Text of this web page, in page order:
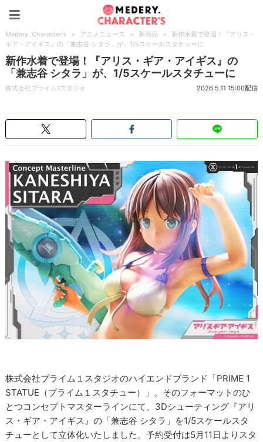
Medery. Character's > アニメニュース > 新商品 >
新作水着で登場！『アリス・
ギア・アイギス』の「兼志谷 シタラ」が、1/5スケールスタチューに
新作水着で登場！『アリス・ギア・アイギス』の
「兼志谷 シタラ」が、1/5スケールスタチューに
株式会社プライム1スタジオ 2026.5.11 15:00配信
株式会社プライム１スタジオのハイエンドブランド「PRIME 1
STATUE（プライム１スタチュー）」。そのフォーマットのひ
とつコンセプトマスターラインにて、3Dシューティング『アリ
ス・ギア・アイギス』の「兼志谷 シタラ」を1/5スケールスタ
チューとして立体化いたしました。予約受付は5月11日よりスタ